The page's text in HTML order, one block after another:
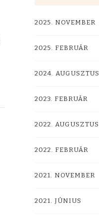
2025. NOVEMBER
2025. FEBRUÁR
2024. AUGUSZTUS
2023. FEBRUÁR
2022. AUGUSZTUS
2022. FEBRUÁR
2021. NOVEMBER
2021. JÚNIUS